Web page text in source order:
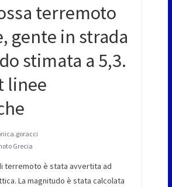
terremoto
gente in strada
stimata a 5,3.
linee
Grecia
terremoto è stata avvertita ad
La magnitudo è stata calcolata